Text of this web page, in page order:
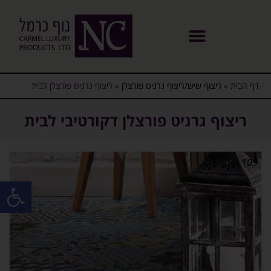
פתח
דף הבית » ריצוף שיש/ריצוף גרניט פורצלן » ריצוף גרניט פורצלן לבית
ריצוף גרניט פורצלן דקורטיבי לבית
109